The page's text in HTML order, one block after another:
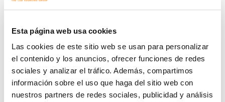
Esta página web usa cookies
Las cookies de este sitio web se usan para personalizar
el contenido y los anuncios, ofrecer funciones de redes
sociales y analizar el tráfico. Además, compartimos
información sobre el uso que haga del sitio web con
nuestros partners de redes sociales, publicidad y análisis
producto
Características
Descripción : Adaptadores para módulo de compresión en
Biotage SP1 y SP4
Pack (u.) : 2
La técnica de cromatografía Flash se usa cada vez más para
Ver más